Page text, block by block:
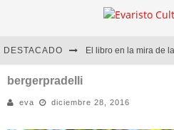
DESTACADO
Diego Meret | Hotel
bergerpradelli
eva diciembre 28, 2016